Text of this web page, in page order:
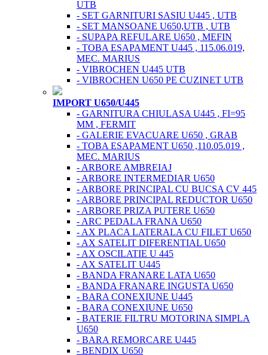
UTB
- SET GARNITURI SASIU U445 , UTB
- SET MANSOANE U650,UTB , UTB
- SUPAPA REFULARE U650 , MEFIN
- TOBA ESAPAMENT U445 , 115.06.019,
MEC. MARIUS
- VIBROCHEN U445 UTB
- VIBROCHEN U650 PE CUZINET UTB
IMPORT U650/U445
- GARNITURA CHIULASA U445 , FI=95
MM , FERMIT
- GALERIE EVACUARE U650 , GRAB
- TOBA ESAPAMENT U650 ,110.05.019 ,
MEC. MARIUS
- ARBORE AMBREIAJ
- ARBORE INTERMEDIAR U650
- ARBORE PRINCIPAL CU BUCSA CV 445
- ARBORE PRINCIPAL REDUCTOR U650
- ARBORE PRIZA PUTERE U650
- ARC PEDALA FRANA U650
- AX PLACA LATERALA CU FILET U650
- AX SATELIT DIFERENTIAL U650
- AX OSCILATIE U 445
- AX SATELIT U445
- BANDA FRANARE LATA U650
- BANDA FRANARE INGUSTA U650
- BARA CONEXIUNE U445
- BARA CONEXIUNE U650
- BATERIE FILTRU MOTORINA SIMPLA
U650
- BARA REMORCARE U445
- BENDIX U650